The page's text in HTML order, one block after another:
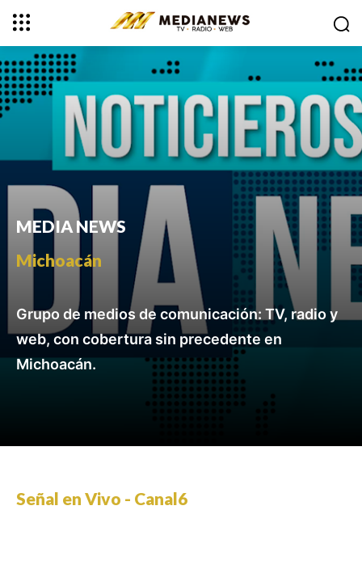
MEDIA NEWS
Michoacán
Grupo de medios de comunicación: TV, radio y
web, con cobertura sin precedente en
Michoacán.
Señal en Vivo - Canal6